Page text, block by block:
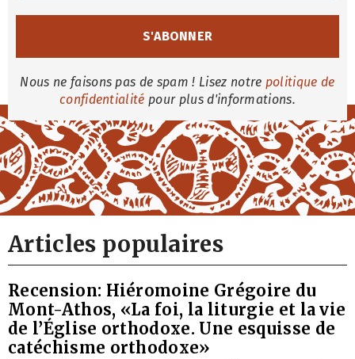
Nous ne faisons pas de spam ! Lisez notre politique de
confidentialité pour plus d'informations.
Articles populaires
Recension: Hiéromoine Grégoire du
Mont-Athos, «La foi, la liturgie et la vie
de l’Église orthodoxe. Une esquisse de
catéchisme orthodoxe»